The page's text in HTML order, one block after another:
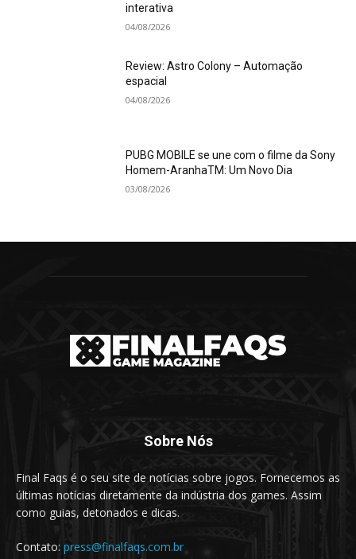
interativa
04/08/2026
Review: Astro Colony – Automação
espacial
04/08/2026
PUBG MOBILE se une com o filme da Sony
Homem-AranhaTM: Um Novo Dia
03/08/2026
Sobre Nós
Final Faqs é o seu site de notícias sobre jogos. Fornecemos as
últimas notícias diretamente da indústria dos games. Assim
como guias, detonados e dicas.
Contato: press@finalfaqs.com.br